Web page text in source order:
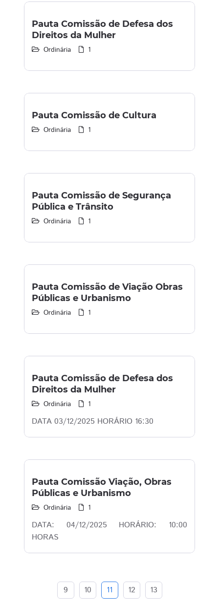
Pauta Comissão de Defesa dos
Direitos da Mulher
Ordinária 1
Pauta Comissão de Cultura
Ordinária 1
Pauta Comissão de Segurança
Pública e Trânsito
Ordinária 1
Pauta Comissão de Viação Obras
Públicas e Urbanismo
Ordinária 1
Pauta Comissão de Defesa dos
Direitos da Mulher
Ordinária 1
DATA 03/12/2025 HORÁRIO 16:30
Pauta Comissão Viação, Obras
Públicas e Urbanismo
Ordinária 1
DATA: 04/12/2025 HORÁRIO: 10:00
HORAS
9 10 11 12 13